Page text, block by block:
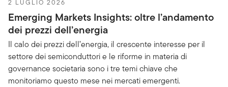
2 LUGLIO 2026
Emerging Markets Insights: oltre l’andamento
dei prezzi dell’energia
Il calo dei prezzi dell’energia, il crescente interesse per il
settore dei semiconduttori e le riforme in materia di
governance societaria sono i tre temi chiave che
monitoriamo questo mese nei mercati emergenti.